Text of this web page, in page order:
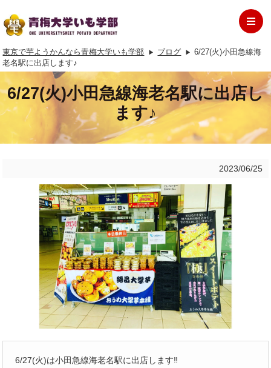
東京で芋ようかんなら青梅大学いも学部 ブログ
6/27(火)小田急線海
老名駅に出店します♪
6/27(火)小田急線海老名駅に出店し
ます♪
2023/06/25
6/27(火)は小田急線海老名駅に出店します‼️